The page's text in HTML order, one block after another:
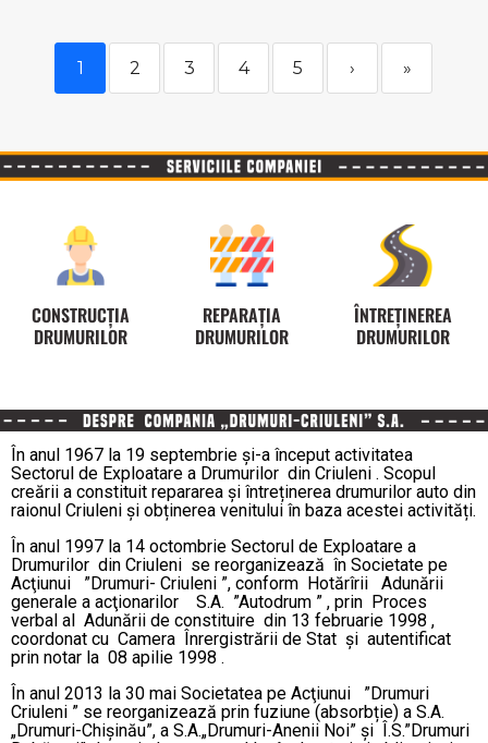
1 2 3 4 5 › »
CONSTRUCȚIA
DRUMURILOR
REPARAȚIA
DRUMURILOR
ÎNTREȚINEREA
DRUMURILOR
În anul 1967 la 19 septembrie și-a început activitatea
Sectorul de Exploatare a Drumurilor din Criuleni . Scopul
creării a constituit repararea și întreținerea drumurilor auto din
raionul Criuleni și obținerea venitului în baza acestei activități.
În anul 1997 la 14 octombrie Sectorul de Exploatare a
Drumurilor din Criuleni se reorganizează în Societate pe
Acţiunui ”Drumuri- Criuleni ”, conform Hotărîrii Adunării
generale a acţionarilor S.A. ”Autodrum ” , prin Proces
verbal al Adunării de constituire din 13 februarie 1998 ,
coordonat cu Camera Înrergistrării de Stat şi autentificat
prin notar la 08 apilie 1998 .
În anul 2013 la 30 mai Societatea pe Acţiunui ”Drumuri
Criuleni ” se reorganizează prin fuziune (absorbție) a S.A.
„Drumuri-Chișinău”, a S.A.„Drumuri-Anenii Noi” și Î.S.”Drumuri